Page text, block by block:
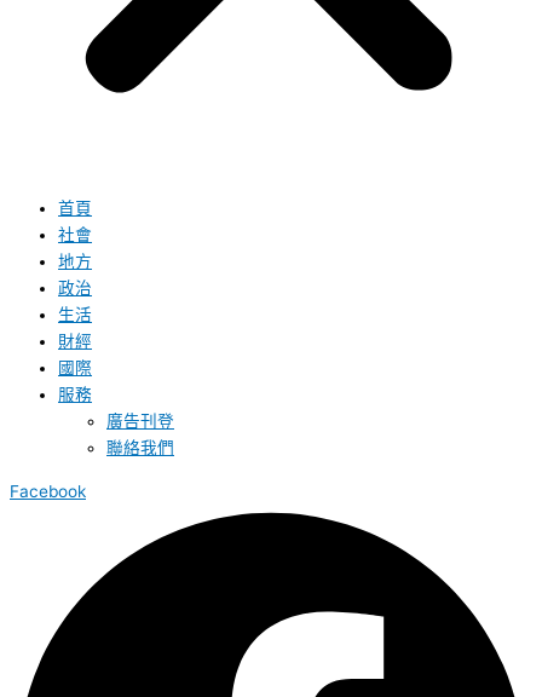
首頁
社會
地方
政治
生活
財經
國際
服務
廣告刊登
聯絡我們
Facebook